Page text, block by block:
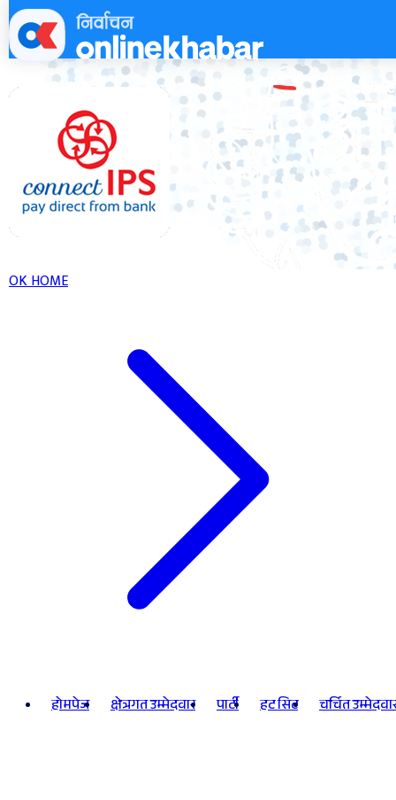
Skip
to
content
OK HOME
होमपेज क्षेत्रगत उम्मेदवार पार्टी हट सिट चर्चित